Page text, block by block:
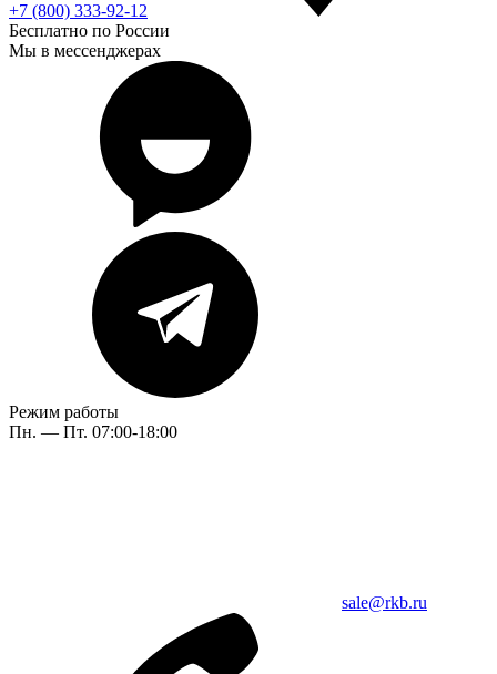
+7 (800) 333-92-12
Бесплатно по России
Мы в мессенджерах
Режим работы
Пн. — Пт. 07:00-18:00
sale@rkb.ru